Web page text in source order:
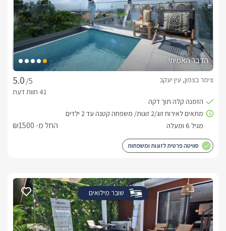
הדבר האמיתי
/5
צימר בצפון, עין יעקב
החל מ- ₪1500
סוויטה פרטית לזוגות ומשפחות
שובר מילואים